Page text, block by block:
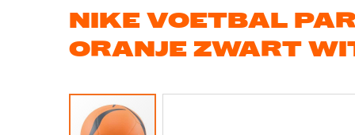
NIKE VOETBAL
ORANJE ZWART
Ga